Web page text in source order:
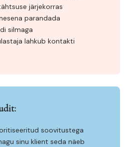
järjekorras
parandada
silmaga
lahkub kontakti
soovitustega
sinu klient seda näeb